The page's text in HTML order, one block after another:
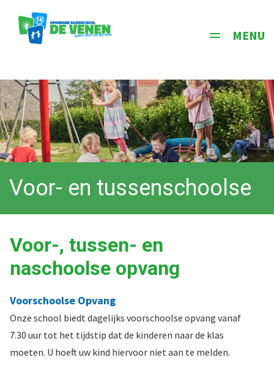
Toggle
MENU
Voor- en tussenschoolse
opvang
Voor-, tussen- en
naschoolse opvang
Voorschoolse Opvang
Onze school biedt dagelijks voorschoolse opvang vanaf
7.30 uur tot het tijdstip dat de kinderen naar de klas
moeten. U hoeft uw kind hiervoor niet aan te melden.